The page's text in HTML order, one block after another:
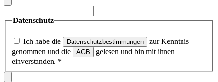
Datenschutz
Ich habe die Datenschutzbestimmungen
zur Kenntnis
genommen und die
AGB
gelesen und bin mit ihnen
einverstanden. *